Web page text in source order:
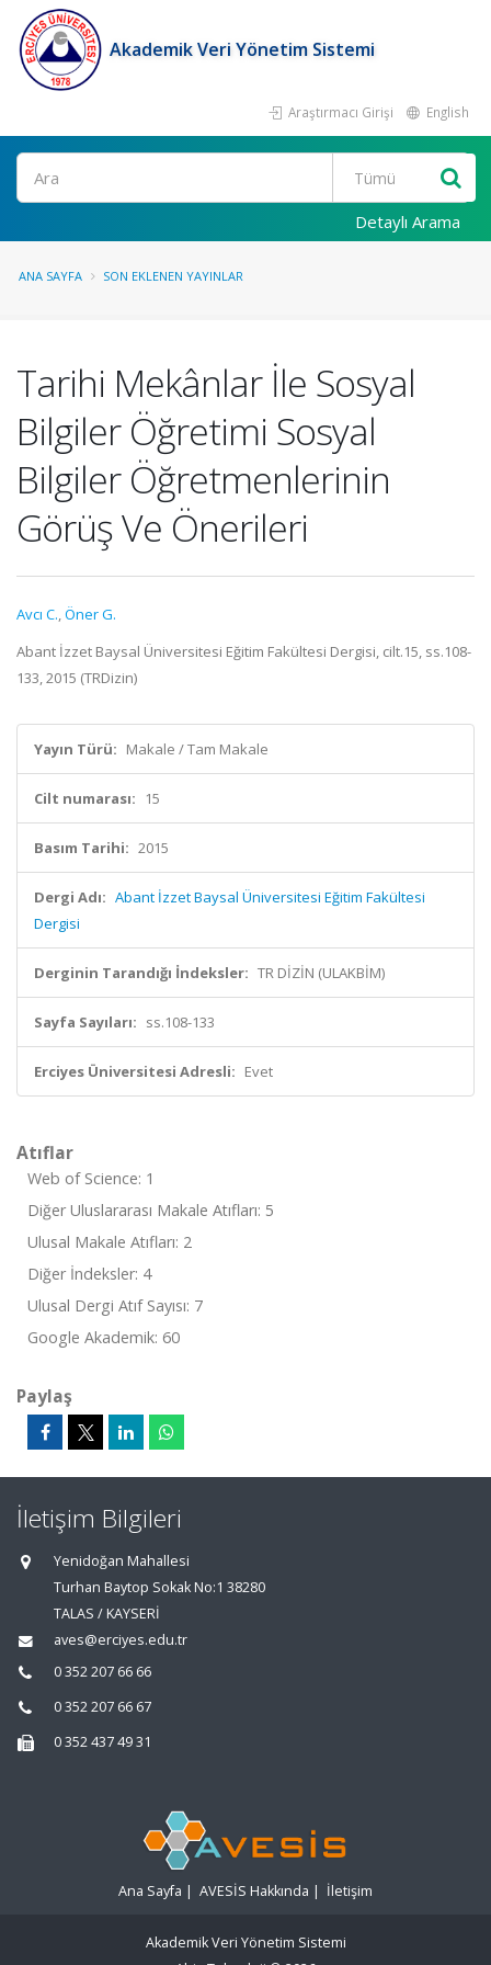
Akademik Veri Yönetim Sistemi
Araştırmacı Girişi English
Ara
Detaylı Arama
ANA SAYFA SON EKLENEN YAYINLAR
Tarihi Mekânlar İle Sosyal
Bilgiler Öğretimi Sosyal
Bilgiler Öğretmenlerinin
Görüş Ve Önerileri
Avcı C.,Öner G.
Abant İzzet Baysal Üniversitesi Eğitim Fakültesi Dergisi, cilt.15, ss.108-
133, 2015 (TRDizin)
Yayın Türü: Makale / Tam Makale
Cilt numarası: 15
Basım Tarihi: 2015
Dergi Adı: Abant İzzet Baysal Üniversitesi Eğitim Fakültesi
Dergisi
Derginin Tarandığı İndeksler: TR DİZİN (ULAKBİM)
Sayfa Sayıları: ss.108-133
Erciyes Üniversitesi Adresli: Evet
Atıflar
Web of Science: 1
Diğer Uluslararası Makale Atıfları: 5
Ulusal Makale Atıfları: 2
Diğer İndeksler: 4
Ulusal Dergi Atıf Sayısı: 7
Google Akademik: 60
Paylaş
İletişim Bilgileri
Yenidoğan Mahallesi
Turhan Baytop Sokak No:1 38280
TALAS / KAYSERİ
aves@erciyes.edu.tr
0 352 207 66 66
0 352 207 66 67
0 352 437 49 31
Ana Sayfa | AVESİS Hakkında | İletişim
Akademik Veri Yönetim Sistemi